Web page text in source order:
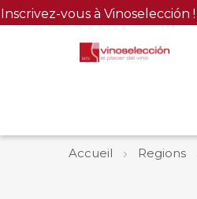
Inscrivez-vous à Vinoselección !
Accueil Regions